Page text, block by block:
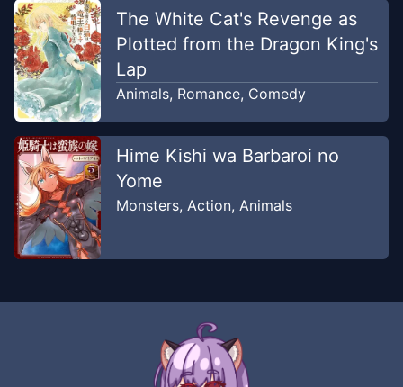
The White Cat's Revenge as
Plotted from the Dragon King's
Lap
Animals, Romance, Comedy
Hime Kishi wa Barbaroi no
Yome
Monsters, Action, Animals